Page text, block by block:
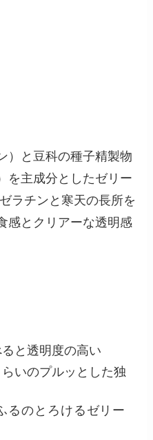
）と豆科の種子精製物
を主成分としたゼリー
ラチンと寒天の長所を
感とクリアーな透明感
と透明度の高い
いのプルッとした独
るのとろけるゼリー